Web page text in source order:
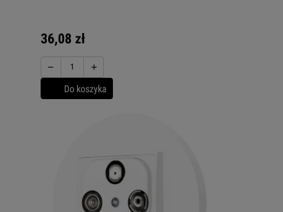
36,08 zł
− +
Do koszyka